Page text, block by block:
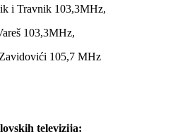
i Travnik 103,3MHz,
103,3MHz,
105,7 MHz
televizija: